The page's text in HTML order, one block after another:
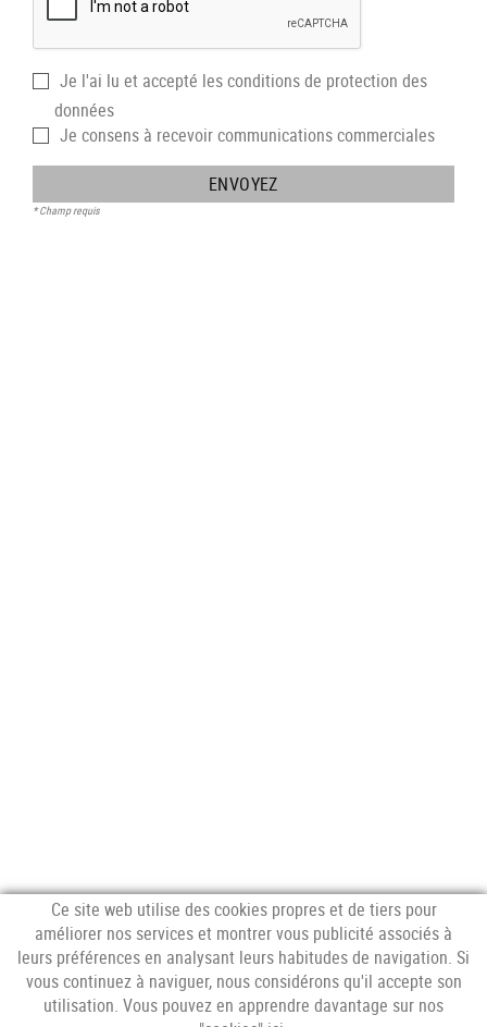
Je l'ai lu et accepté lesconditions de protection des
données
Je consens à recevoircommunications commerciales
ENVOYEZ
* Champ requis
SUIVEZ-NOUS
Ce site web utilise des cookies propres et de tiers pour
améliorer nos services et montrer vous publicité associés à
leurs préférences en analysant leurs habitudes de navigation. Si
vous continuez à naviguer, nous considérons qu'il accepte son
utilisation. Vous pouvez en apprendre davantage sur nos